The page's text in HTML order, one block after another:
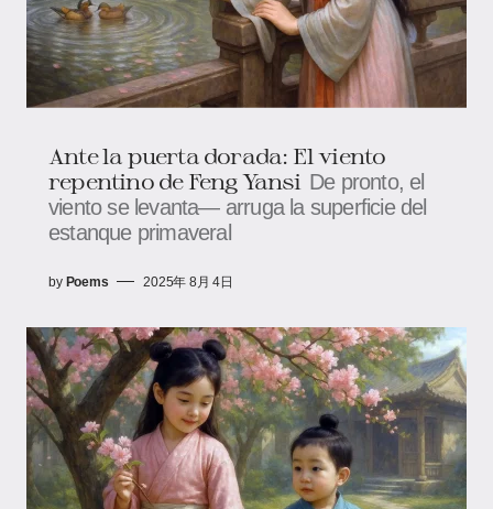
Ante la puerta dorada: El viento
repentino de Feng Yansi De pronto, el
viento se levanta— arruga la superficie del
estanque primaveral
by Poems 2025年 8月 4日